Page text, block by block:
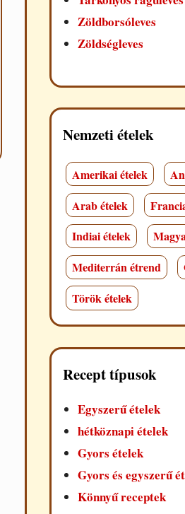
Zöldborsóleves
Zöldségleves
Nemzeti ételek
Amerikai ételek
Arab ételek
Indiai ételek
Mediterrán étrend
Török ételek
Recept típusok
Egyszerű ételek
hétköznapi ételek
Gyors ételek
Gyors és egyszerű
Könnyű receptek